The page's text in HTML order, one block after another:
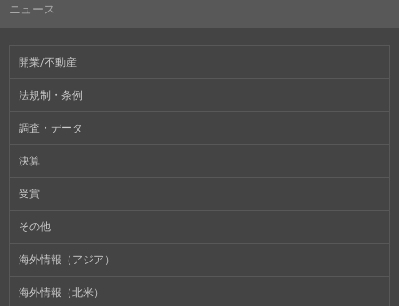
ニュース
開業/不動産
法規制・条例
調査・データ
決算
受賞
その他
海外情報（アジア）
海外情報（北米）